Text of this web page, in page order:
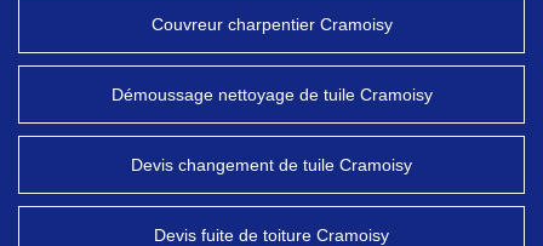
Couvreur charpentier Cramoisy
Démoussage nettoyage de tuile Cramoisy
Devis changement de tuile Cramoisy
Devis fuite de toiture Cramoisy